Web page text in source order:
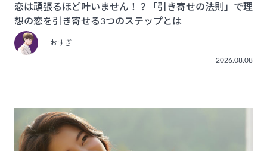
恋は頑張るほど叶いません！？「引き寄せの法則」で理
想の恋を引き寄せる3つのステップとは
おすぎ
2026.08.08